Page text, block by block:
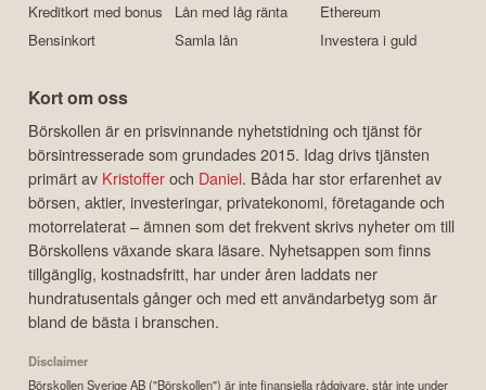
Kreditkort med bonus
Bensinkort
Lån med låg ränta
Samla lån
Ethereum
Investera i guld
Kort om oss
Börskollen är en prisvinnande nyhetstidning och tjänst för
börsintresserade som grundades 2015. Idag drivs tjänsten
primärt av Kristofferoch Daniel. Båda har stor erfarenhet av
börsen, aktier, investeringar, privatekonomi, företagande och
motorrelaterat – ämnen som det frekvent skrivs nyheter om till
Börskollens växande skara läsare. Nyhetsappen som finns
tillgänglig, kostnadsfritt, har under åren laddats ner
hundratusentals gånger och med ett användarbetyg som är
bland de bästa i branschen.
Disclaimer
Börskollen Sverige AB ("Börskollen") är inte finansiella rådgivare, står inte under